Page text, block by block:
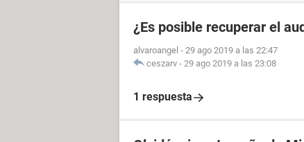
¿Es posible recuperar el
alvaroangel - 29 ago 2019 a las 22:47
ceszarv - 29 ago 2019 a las 23:08
1 respuesta